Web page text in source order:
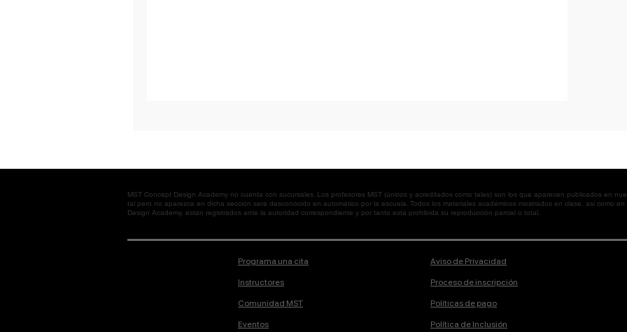
MST Concept Design Academy no cuenta con sucursales. Los profesores MST (únicos y acreditados como tales) son los que aparecen publicados en
tal pero no aparezca en dicha sección será desconocido en automático por la escuela. Todos los materiales académicos mostrados en clase, así como
Design Academy, están registrados ante la autoridad correspondiente y por tanto está prohibida su reproducción parcial o total.
Programa una cita
Instructores
Comunidad MST
Eventos
Aviso de Privacidad
Proceso de inscripción
Políticas de pago
Política de Inclusión